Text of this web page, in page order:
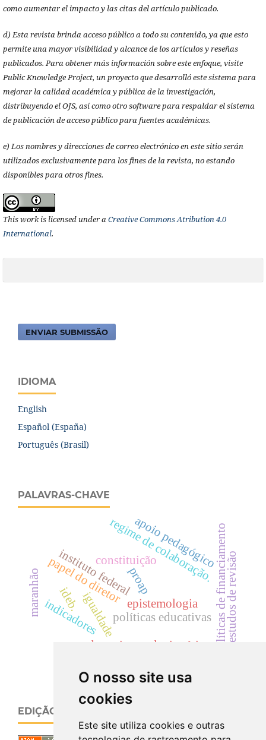
O nosso site usa
cookies
Este site utiliza cookies e outras
como aumentar el impacto y las citas del artículo publicado.
d) Esta revista brinda acceso público a todo su contenido, ya que esto
permite una mayor visibilidad y alcance de los artículos y reseñas
publicados. Para obtener más información sobre este enfoque, visite
Public Knowledge Project, un proyecto que desarrolló este sistema para
mejorar la calidad académica y pública de la investigación,
distribuyendo el OJS, así como otro software para respaldar el sistema
de publicación de acceso público para fuentes académicas.
e) Los nombres y direcciones de correo electrónico en este sitio serán
utilizados exclusivamente para los fines de la revista, no estando
disponibles para otros fines.
This work is licensed under aCreative Commons Atribution 4.0
International.
ENVIAR SUBMISSÃO
IDIOMA
English
Español (España)
Português (Brasil)
PALAVRAS-CHAVE
políticas educativas
igualdade
instituto federalproap políticas de financiamento
constituição
indicadores
regime de colaboração.
pedagogia revolucionária
apoio pedagógico
papel do diretor epistemologia estudos de revisão
ideb.
maranhão
EDIÇÃO ATUAL